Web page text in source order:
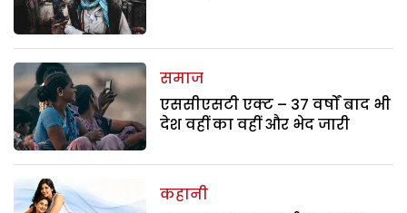
समाज
एससीएसटी एक्ट – 37 वर्षों बाद भी
देश वहीं का वहीं और भेद जारी
कहानी